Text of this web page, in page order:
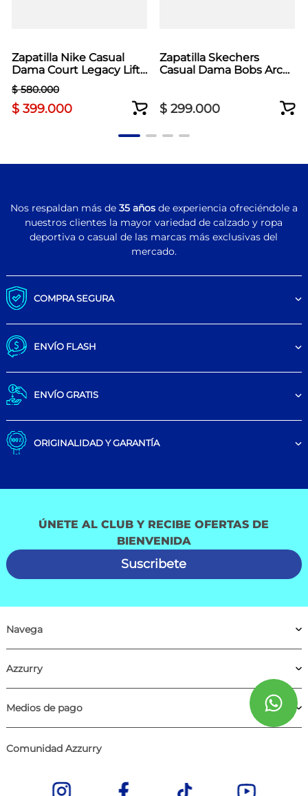
Zapatilla Nike Casual
Dama Court Legacy Lift
Blanco
$ 580.000
$ 399.000
Zapatilla Skechers
Casual Dama Bobs Arc
$ 299.000
Nos respaldan más de 35 añosde experiencia ofreciéndole a
nuestros clientes la mayor variedad de calzado y ropa
deportiva o casual de las marcas más exclusivas del
mercado.
COMPRA SEGURA
ENVÍO FLASH
ENVÍO GRATIS
ORIGINALIDAD Y GARANTÍA
ÚNETE AL CLUB Y RECIBE OFERTAS DE
BIENVENIDA
Suscribete
Navega
Azzurry
Medios de pago
Comunidad Azzurry